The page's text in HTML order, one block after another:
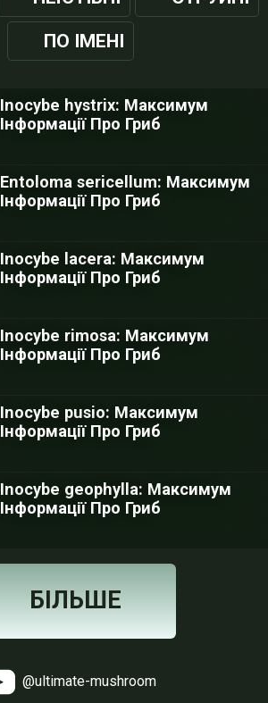
ПО ІМЕНІ
Inocybe hystrix: Максимум
Інформації Про Гриб
Entoloma sericellum: Максимум
Інформації Про Гриб
Inocybe lacera: Максимум
Інформації Про Гриб
Inocybe rimosa: Максимум
Інформації Про Гриб
Inocybe pusio: Максимум
Інформації Про Гриб
Inocybe geophylla: Максимум
Інформації Про Гриб
БІЛЬШЕ
@ultimate-mushroom